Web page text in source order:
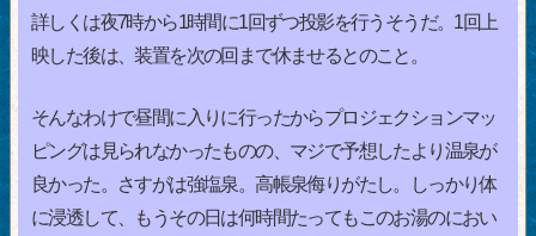
詳しくは夜7時から1時間に1回ずつ投影を行うそうだ。1回上
映した後は、装置を次の回まで休ませるとのこと。
そんなわけで昼間に入りに行ったからプロジェクションマッ
ピングは見られなかったものの、マジで予想したより温泉が
良かった。さすがは強塩泉。高帳泉侮りがたし。しっかり体
に浸透して、もうその日は何時間たってもこのお湯のにおい